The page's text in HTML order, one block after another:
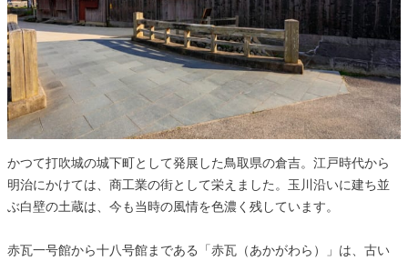
かつて打吹城の城下町として発展した鳥取県の倉吉。江戸時代から
明治にかけては、商工業の街として栄えました。玉川沿いに建ち並
ぶ白壁の土蔵は、今も当時の風情を色濃く残しています。
赤瓦一号館から十八号館まである「赤瓦（あかがわら）」は、古い